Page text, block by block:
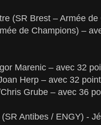
(SR Brest – Armée
de Champions) –
Marenic – avec 32
Herp – avec 32
Grube – avec 36
Antibes / ENGY) -